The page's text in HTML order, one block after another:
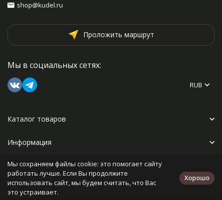
shop@kudel.ru
Проложить маршрут
Мы в социальных сетях:
RUB
Каталог товаров
Информация
Прочее
Политика персональных данных
Мы сохраняем файлы cookie: это помогает сайту
работать лучше. Если Вы продолжите
использовать сайт, мы будем считать, что Вас
это устраивает.
Хорошо